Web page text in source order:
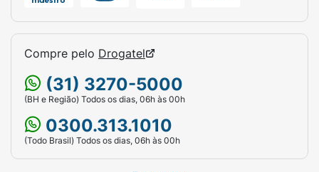
Compre pelo Drogatel
(31) 3270-5000
(BH e Região) Todos os dias, 06h às 00h
0300.313.1010
(Todo Brasil) Todos os dias, 06h às 00h